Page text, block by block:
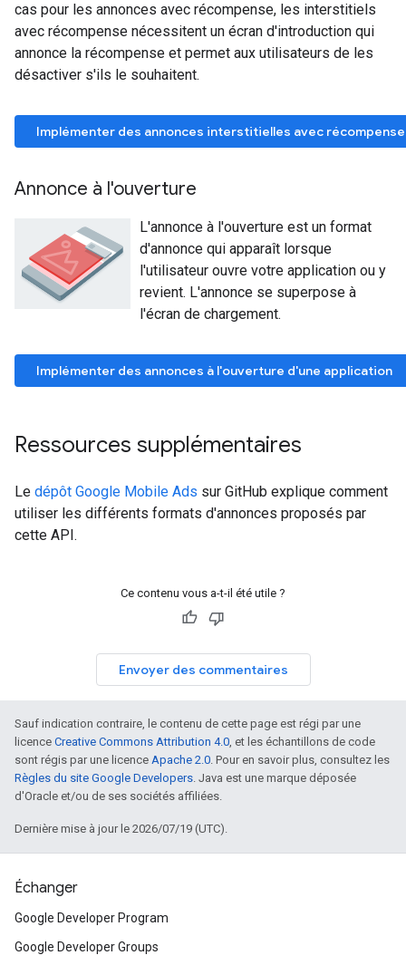
cas pour les annonces avec récompense, les interstitiels
avec récompense nécessitent un écran d'introduction qui
annonce la récompense et permet aux utilisateurs de les
désactiver s'ils le souhaitent.
Implémenter des annonces interstitielles avec récompense
Annonce à l'ouverture
L'annonce à l'ouverture est un format
d'annonce qui apparaît lorsque
l'utilisateur ouvre votre application ou y
revient. L'annonce se superpose à
l'écran de chargement.
Implémenter des annonces à l'ouverture d'une application
Ressources supplémentaires
Le dépôt Google Mobile Ads sur GitHub explique comment
utiliser les différents formats d'annonces proposés par
cette API.
Ce contenu vous a-t-il été utile ?
Envoyer des commentaires
Sauf indication contraire, le contenu de cette page est régi par une
licence Creative Commons Attribution 4.0, et les échantillons de code
sont régis par une licence Apache 2.0. Pour en savoir plus, consultez les
Règles du site Google Developers. Java est une marque déposée
d'Oracle et/ou de ses sociétés affiliées.
Dernière mise à jour le 2026/07/19 (UTC).
Échanger
Google Developer Program
Google Developer Groups